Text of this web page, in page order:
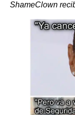
ShameClown